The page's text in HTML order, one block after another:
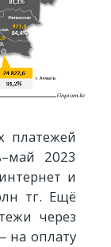
платежей
2023
и
тг. Ещё
через
на оплату